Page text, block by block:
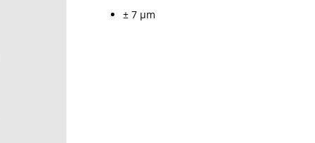
± 7 µm